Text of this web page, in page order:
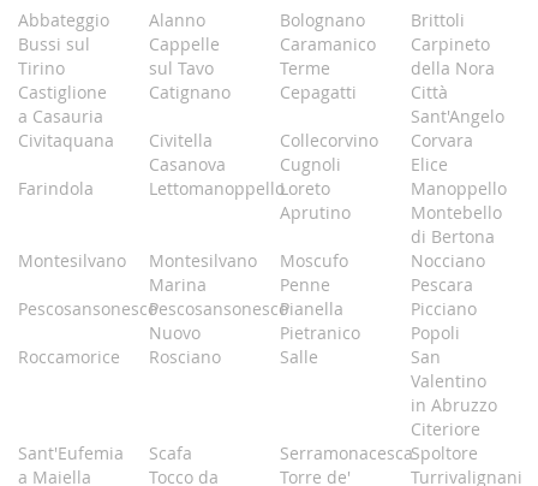
Abbateggio Alanno Bolognano
Brittoli
Bussi sul
Tirino
Cappelle
sul Tavo
Caramanico
Terme
Carpineto
della Nora
Castiglione
a Casauria
Catignano Cepagatti
Città
Sant'Angelo
Civitaquana
Civitella
Casanova
Collecorvino
Corvara
Cugnoli
Elice
Farindola
LettomanoppelloLoreto
Aprutino
Manoppello
Montebello
di Bertona
Montesilvano
Montesilvano
Marina
Moscufo
Nocciano
Penne
Pescara
PescosansonescoPescosansonesco
Nuovo
Pianella
Picciano
Pietranico
Popoli
Roccamorice
Rosciano Salle
San
Valentino
in Abruzzo
Citeriore
Sant'Eufemia
a Maiella
Scafa SerramonacescaSpoltore
Tocco da
Torre de'
Turrivalignani